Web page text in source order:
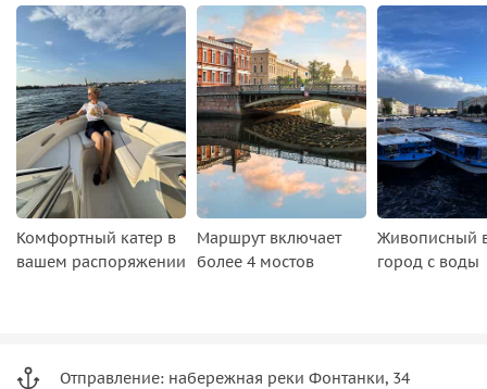
Комфортный катер в
вашем распоряжении
Маршрут включает
более 4 мостов
Живописный
город с воды
Отправление: набережная реки Фонтанки, 34